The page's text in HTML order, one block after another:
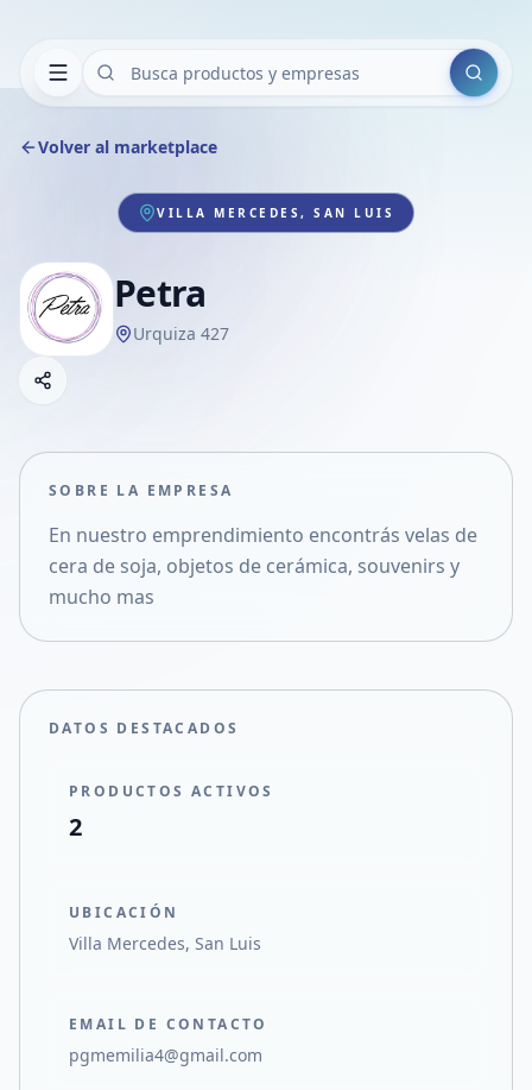
Buscar
Volver al marketplace
VILLA MERCEDES, SAN LUIS
Petra
Urquiza 427
Compartir empresa
Compartir en X
SOBRE LA EMPRESA
En nuestro emprendimiento encontrás velas de
cera de soja, objetos de cerámica, souvenirs y
mucho mas
DATOS DESTACADOS
PRODUCTOS ACTIVOS
2
UBICACIÓN
Villa Mercedes, San Luis
EMAIL DE CONTACTO
pgmemilia4@gmail.com